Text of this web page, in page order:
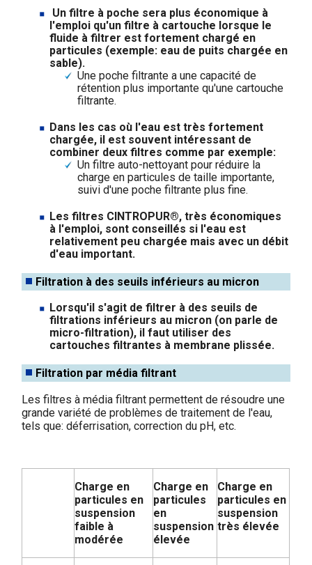
Un filtre à poche sera plus économique à
l'emploi qu'un filtre à cartouche lorsque le
fluide à filtrer est fortement chargé en
particules (exemple: eau de puits chargée en
sable).
Une poche filtrante a une capacité de
rétention plus importante qu'une cartouche
filtrante.
Dans les cas où l'eau est très fortement
chargée, il est souvent intéressant de
combiner deux filtres comme par exemple:
Un filtre auto-nettoyant pour réduire la
charge en particules de taille importante,
suivi d'une poche filtrante plus fine.
Les filtres CINTROPUR®, très économiques
à l'emploi, sont conseillés si l'eau est
relativement peu chargée mais avec un débit
d'eau important.
Filtration à des seuils inférieurs au micron
Lorsqu'il s'agit de filtrer à des seuils de
filtrations inférieurs au micron (on parle de
micro-filtration), il faut utiliser des
cartouches filtrantes à membrane plissée.
Filtration par média filtrant
Les filtres à média filtrant permettent de résoudre une
grande variété de problèmes de traitement de l'eau,
tels que: déferrisation, correction du pH, etc.
Charge en
particules en
suspension
faible à
modérée
Charge en
particules
en
suspension
élevée
Charge en
particules en
suspension
très élevée